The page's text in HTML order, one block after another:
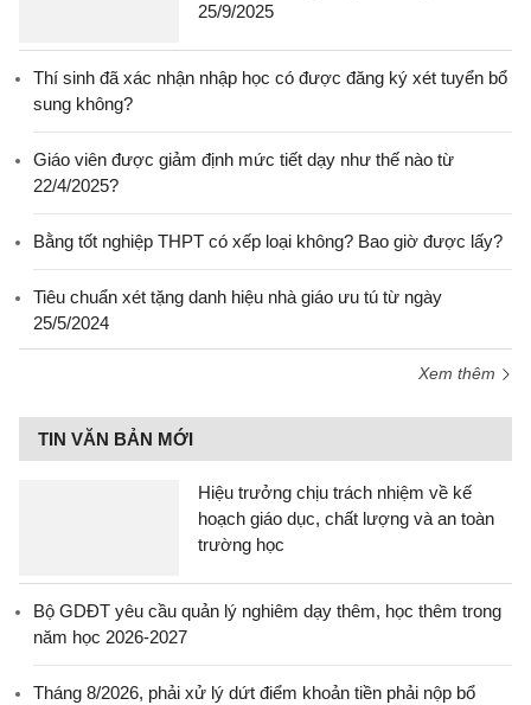
25/9/2025
Thí sinh đã xác nhận nhập học có được đăng ký xét tuyển bổ
sung không?
Giáo viên được giảm định mức tiết dạy như thế nào từ
22/4/2025?
Bằng tốt nghiệp THPT có xếp loại không? Bao giờ được lấy?
Tiêu chuẩn xét tặng danh hiệu nhà giáo ưu tú từ ngày
25/5/2024
Xem thêm
TIN VĂN BẢN MỚI
Hiệu trưởng chịu trách nhiệm về kế
hoạch giáo dục, chất lượng và an toàn
trường học
Bộ GDĐT yêu cầu quản lý nghiêm dạy thêm, học thêm trong
năm học 2026-2027
Tháng 8/2026, phải xử lý dứt điểm khoản tiền phải nộp bổ